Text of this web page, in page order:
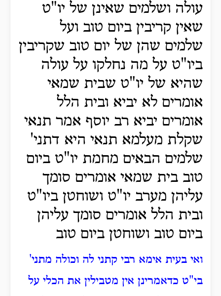
עולה ושלמים שאינן של יו"ט
שאין קריבין ביום טוב ועל
שלמים שהן של יום טוב שקריבין
ביו"ט על מה נחלקו על עולה
שהיא של יו"ט שבית שמאי
אומרים לא יביא ובית הלל
אומרים יביא רב יוסף אמר תנאי
שקלת מעלמא תנאי היא דתני'
שלמים הבאים מחמת יו"ט ביום
טוב בית שמאי אומרים סומך
עליהן מערב יו"ט ושוחטן ביו"ט
ובית הלל אומרים סומך עליהן
ביום טוב ושוחטן ביום טוב
ואי בעית אימא רבי קתני לה וכולה מתני'
בי"ט כדאמרינן אין מטבילין את הכלי על